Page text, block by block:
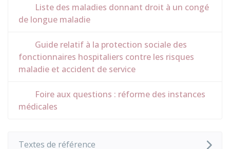
Liste des maladies donnant droit à un congé
de longue maladie
Guide relatif à la protection sociale des
fonctionnaires hospitaliers contre les risques
maladie et accident de service
Foire aux questions : réforme des instances
médicales
Textes de référence